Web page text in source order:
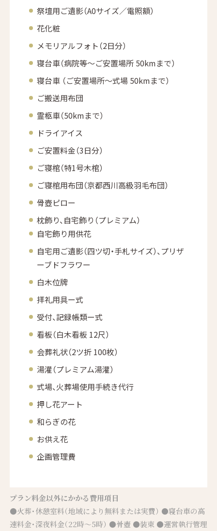
祭壇用ご遺影（A0サイズ／電照額）
花化粧
メモリアルフォト（2日分）
寝台車（病院等～ご安置場所 50kmまで）
寝台車 （ご安置場所～式場 50kmまで）
ご搬送用布団
霊柩車（50kmまで）
ドライアイス
ご安置料金（3日分）
ご寝棺（特1号木棺）
ご寝棺用布団（京都西川高級羽毛布団）
骨壺ピロー
枕飾り、自宅飾り（プレミアム）
自宅飾り用供花
自宅用ご遺影（四ツ切・手札サイズ）、プリザ
ーブドフラワー
白木位牌
拝礼用具ー式
受付、記録帳類ー式
看板（白木看板 12尺）
会葬礼状（2ツ折 100枚）
湯灌（プレミアム湯灌）
式場、火葬場使用手続き代行
押し花アート
和らぎの花
お供え花
企画管理費
プラン料金以外にかかる費用項目
●火葬・休憩室料（地域により無料または実費） ●寝台車の高
速料金・深夜料金（22時～5時） ●骨壺 ●装束 ●運営執行管理